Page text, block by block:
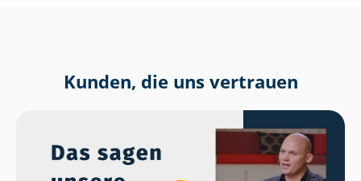
Kunden, die uns vertrauen